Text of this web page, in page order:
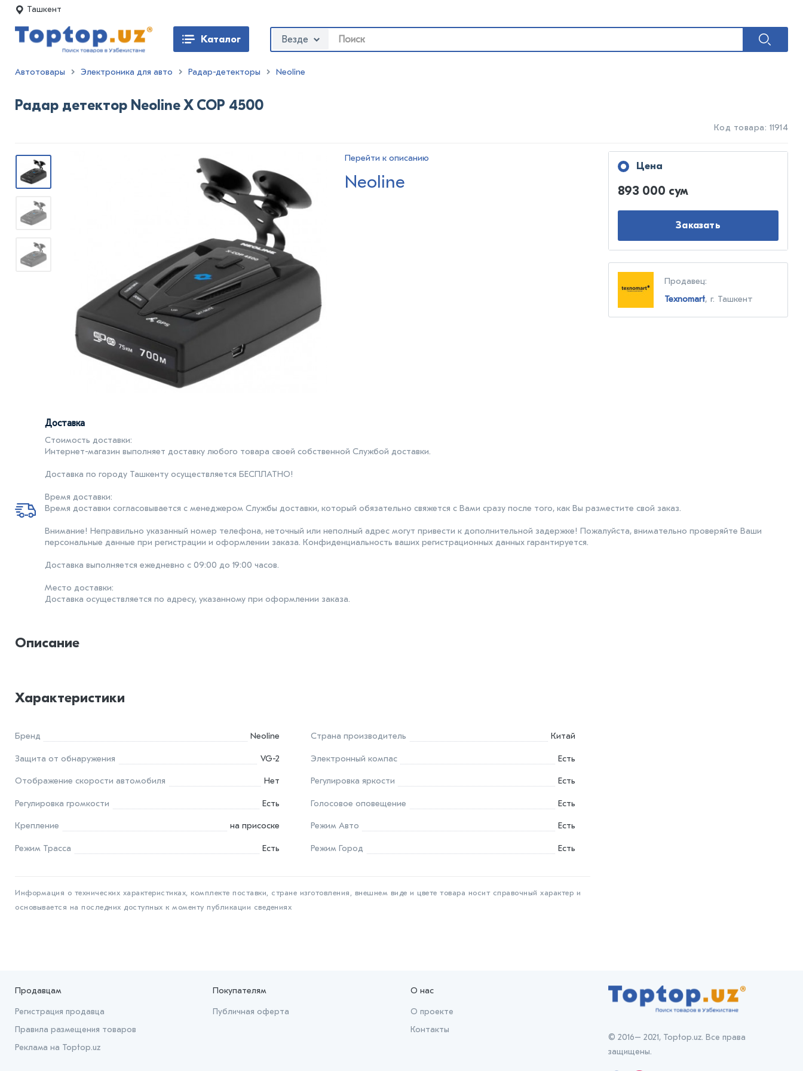
Ташкент
Каталог Везде
Автотовары Электроника для авто Радар-детекторы Neoline
Радар детектор Neoline X COP 4500
Код товара: 11914
Перейти к описанию
Neoline
Цена
893 000 сум
Заказать
Продавец:
Texnomart, г. Ташкент
Доставка
Стоимость доставки:
Интернет-магазин выполняет доставку любого товара своей собственной Службой доставки.
Доставка по городу Ташкенту осуществляется БЕСПЛАТНО!
Время доставки:
Время доставки согласовывается с менеджером Службы доставки, который обязательно свяжется с Вами сразу после того, как Вы разместите свой заказ.
Внимание! Неправильно указанный номер телефона, неточный или неполный адрес могут привести к дополнительной задержке! Пожалуйста, внимательно проверяйте Ваши
персональные данные при регистрации и оформлении заказа. Конфиденциальность ваших регистрационных данных гарантируется.
Доставка выполняется ежедневно с 09:00 до 19:00 часов.
Место доставки:
Доставка осуществляется по адресу, указанному при оформлении заказа.
Описание
Характеристики
Бренд Neoline Страна производитель Китай
Защита от обнаружения VG-2 Электронный компас Есть
Отображение скорости автомобиля Нет Регулировка яркости Есть
Регулировка громкости Есть Голосовое оповещение Есть
Крепление на присоске Режим Авто Есть
Режим Трасса Есть Режим Город Есть
Информация о технических характеристиках, комплекте поставки, стране изготовления, внешнем виде и цвете товара носит справочный характер и
основывается на последних доступных к моменту публикации сведениях
Продавцам
Регистрация продавца
Правила размещения товаров
Реклама на Toptop.uz
Покупателям
Публичная оферта
О нас
О проекте
Контакты
© 2016– 2021, Toptop.uz. Все права
защищены.